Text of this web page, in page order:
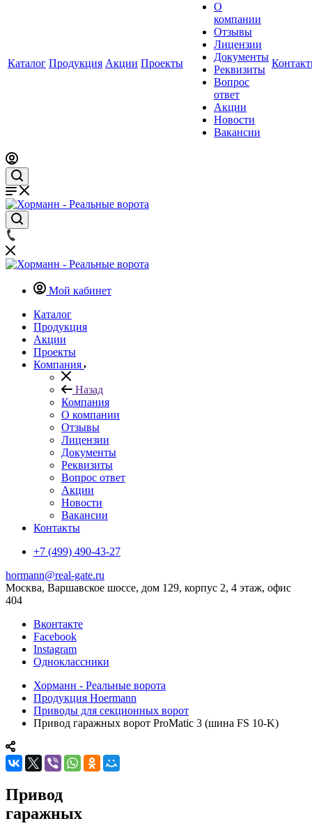
Каталог Продукция Акции Проекты
О
компании
Отзывы
Лицензии
Документы
Реквизиты
Вопрос
ответ
Акции
Новости
Вакансии
Мой кабинет
Каталог
Продукция
Акции
Проекты
Компания
Назад
Компания
О компании
Отзывы
Лицензии
Документы
Реквизиты
Вопрос ответ
Акции
Новости
Вакансии
Контакты
+7 (499) 490-43-27
hormann@real-gate.ru
Москва, Варшавское шоссе, дом 129, корпус 2, 4 этаж, офис
404
Вконтакте
Facebook
Instagram
Одноклассники
Хорманн - Реальные ворота
Продукция Hoermann
Приводы для секционных ворот
Привод гаражных ворот ProMatic 3 (шина FS 10-K)
Привод
гаражных